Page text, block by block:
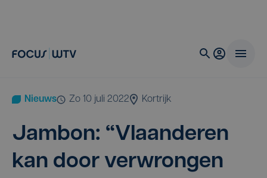
Nieuws zo 10 juli 2022 Kortrijk
Jam­bon: “Vlaan­de­ren
kan door ver­wron­gen